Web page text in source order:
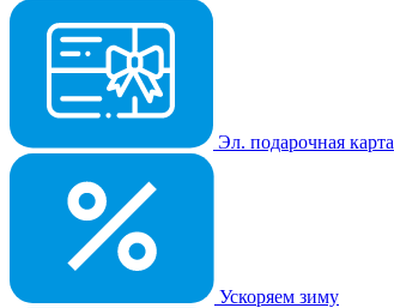
Эл. подарочная карта
Ускоряем зиму